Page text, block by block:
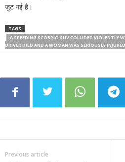
जुट गई है।
TAGS
A SPEEDING SCORPIO SUV COLLIDED VIOLENTLY
DRIVER DIED AND A WOMAN WAS SERIOUSLY
Previous article